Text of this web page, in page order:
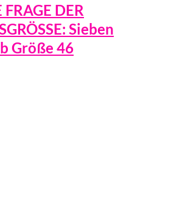
DER
Sieben
Größe 46